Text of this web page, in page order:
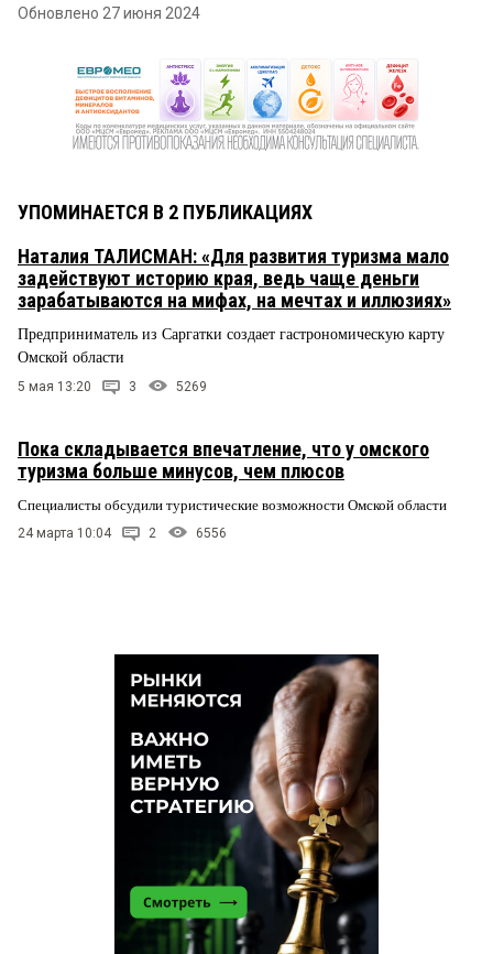
Обновлено 27 июня 2024
УПОМИНАЕТСЯ В 2 ПУБЛИКАЦИЯХ
Наталия ТАЛИСМАН: «Для развития туризма мало
задействуют историю края, ведь чаще деньги
зарабатываются на мифах, на мечтах и иллюзиях»
Предприниматель из Саргатки создает гастрономическую карту
Омской области
5 мая 13:20 3 5269
Пока складывается впечатление, что у омского
туризма больше минусов, чем плюсов
Специалисты обсудили туристические возможности Омской области
24 марта 10:04 2 6556